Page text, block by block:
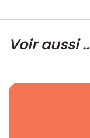
Voir aussi